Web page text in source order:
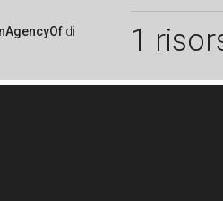
di 1